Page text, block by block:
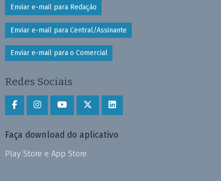
Enviar e-mail para Redação
Enviar e-mail para Central/Assinante
Enviar e-mail para o Comercial
Redes Sociais
Faça download do aplicativo
Play Store e App Store